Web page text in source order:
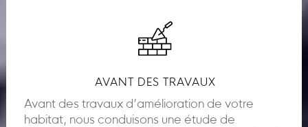
AVANT DES TRAVAUX
Avant des travaux d’amélioration de votre
habitat, nous conduisons une étude de